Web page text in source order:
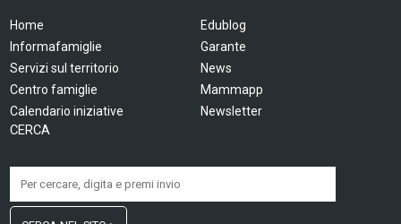
Home
Informafamiglie
Servizi sul territorio
Centro famiglie
Calendario iniziative
Edublog
Garante
News
Mammapp
Newsletter
CERCA